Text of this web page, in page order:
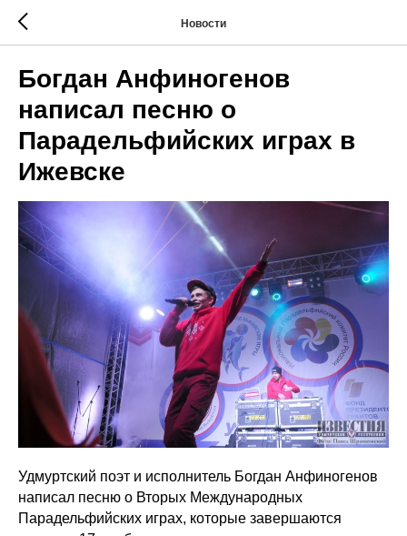
Новости
Богдан Анфиногенов
написал песню о
Парадельфийских играх в
Ижевске
Удмуртский поэт и исполнитель Богдан Анфиногенов
написал песню о Вторых Международных
Парадельфийских играх, которые завершаются